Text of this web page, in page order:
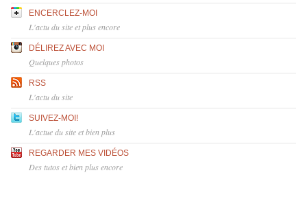
ENCERCLEZ-MOI
L'actu du site et plus encore
DÉLIREZ AVEC MOI
Quelques photos
RSS
L'actu du site
SUIVEZ-MOI!
L'actue du site et bien plus
REGARDER MES VIDÉOS
Des tutos et bien plus encore